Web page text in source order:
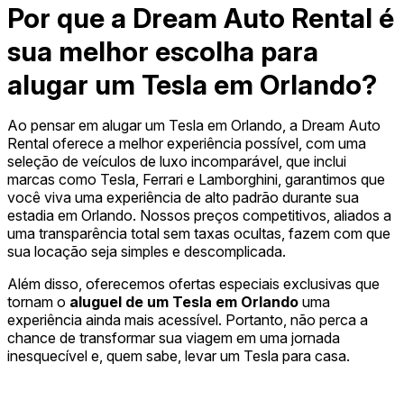
Por que a Dream Auto Rental é
sua melhor escolha para
alugar um Tesla em Orlando?
Ao pensar em alugar um Tesla em Orlando, a Dream Auto
Rental oferece a melhor experiência possível, com uma
seleção de veículos de luxo incomparável, que inclui
marcas como Tesla, Ferrari e Lamborghini, garantimos que
você viva uma experiência de alto padrão durante sua
estadia em Orlando. Nossos preços competitivos, aliados a
uma transparência total sem taxas ocultas, fazem com que
sua locação seja simples e descomplicada.
Além disso, oferecemos ofertas especiais exclusivas que
tornam o aluguel de um Tesla em Orlando uma
experiência ainda mais acessível. Portanto, não perca a
chance de transformar sua viagem em uma jornada
inesquecível e, quem sabe, levar um Tesla para casa.